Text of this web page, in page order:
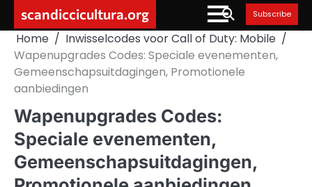
content
scandiccicultura.org Subscribe
Home
Inwisselcodes voor Call of Duty: Mobile
Wapenupgrades Codes: Speciale evenementen,
Gemeenschapsuitdagingen, Promotionele
aanbiedingen
Wapenupgrades Codes:
Speciale evenementen,
Gemeenschapsuitdagingen,